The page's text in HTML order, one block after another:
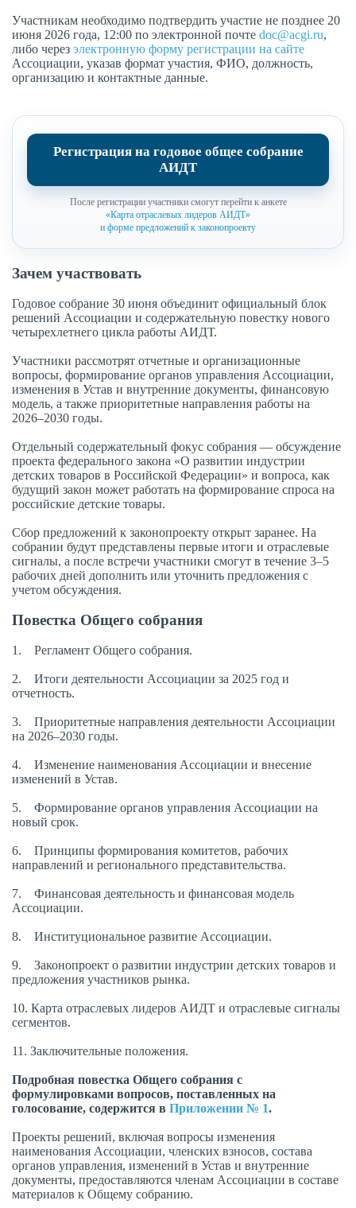
Участникам необходимо подтвердить участие не позднее 20
июня 2026 года, 12:00 по электронной почте doc@acgi.ru,
либо через электронную форму регистрации на сайте
Ассоциации, указав формат участия, ФИО, должность,
организацию и контактные данные.
Регистрация на годовое общее собрание
АИДТ
После регистрации участники смогут перейти к анкете
«Карта отраслевых лидеров АИДТ»
и форме предложений к законопроекту
Зачем участвовать
Годовое собрание 30 июня объединит официальный блок
решений Ассоциации и содержательную повестку нового
четырехлетнего цикла работы АИДТ.
Участники рассмотрят отчетные и организационные
вопросы, формирование органов управления Ассоциации,
изменения в Устав и внутренние документы, финансовую
модель, а также приоритетные направления работы на
2026–2030 годы.
Отдельный содержательный фокус собрания — обсуждение
проекта федерального закона «О развитии индустрии
детских товаров в Российской Федерации» и вопроса, как
будущий закон может работать на формирование спроса на
российские детские товары.
Сбор предложений к законопроекту открыт заранее. На
собрании будут представлены первые итоги и отраслевые
сигналы, а после встречи участники смогут в течение 3–5
рабочих дней дополнить или уточнить предложения с
учетом обсуждения.
Повестка Общего собрания
1. Регламент Общего собрания.
2. Итоги деятельности Ассоциации за 2025 год и
отчетность.
3. Приоритетные направления деятельности Ассоциации
на 2026–2030 годы.
4. Изменение наименования Ассоциации и внесение
изменений в Устав.
5. Формирование органов управления Ассоциации на
новый срок.
6. Принципы формирования комитетов, рабочих
направлений и регионального представительства.
7. Финансовая деятельность и финансовая модель
Ассоциации.
8. Институциональное развитие Ассоциации.
9. Законопроект о развитии индустрии детских товаров и
предложения участников рынка.
10. Карта отраслевых лидеров АИДТ и отраслевые сигналы
сегментов.
11. Заключительные положения.
Подробная повестка Общего собрания с
формулировками вопросов, поставленных на
голосование, содержится в Приложении № 1.
Проекты решений, включая вопросы изменения
наименования Ассоциации, членских взносов, состава
органов управления, изменений в Устав и внутренние
документы, предоставляются членам Ассоциации в составе
материалов к Общему собранию.